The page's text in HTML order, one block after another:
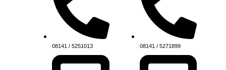
08141 / 5251013 08141 / 5271899